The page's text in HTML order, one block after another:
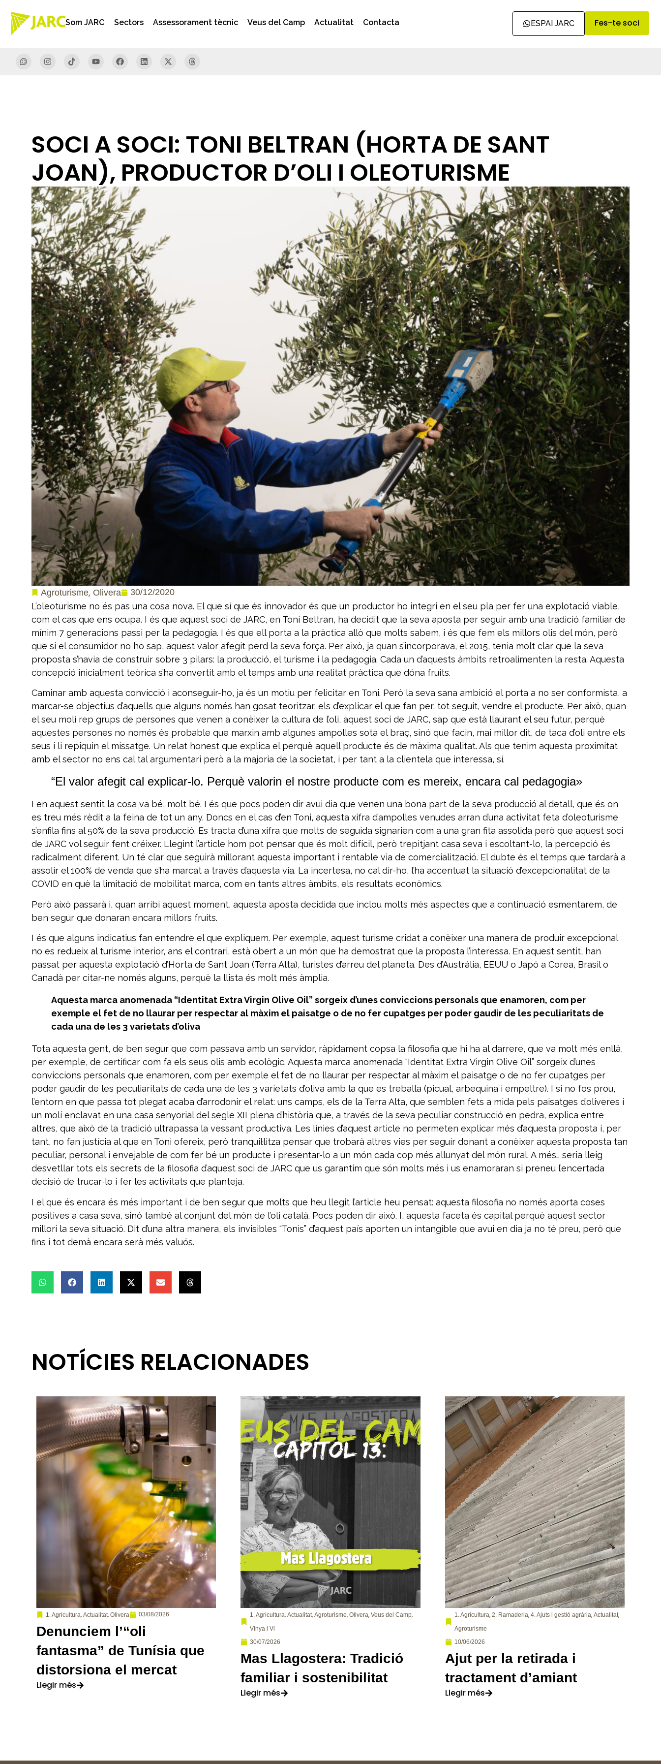
Som JARC Sectors Assessorament tècnic Veus del Camp Actualitat Contacta ESPAI JARC Fes-te soci
SOCI A SOCI: TONI BELTRAN (HORTA DE SANT
JOAN), PRODUCTOR D’OLI I OLEOTURISME
Agroturisme, Olivera 30/12/2020
L’oleoturisme no és pas una cosa nova. El que sí que és innovador és que un productor ho integri en el seu pla per fer una explotació viable,
com el cas que ens ocupa. I és que aquest soci de JARC, en Toni Beltran, ha decidit que la seva aposta per seguir amb una tradició familiar de
mínim 7 generacions passi per la pedagogia. I és que ell porta a la pràctica allò que molts sabem, i és que fem els millors olis del món, però
que si el consumidor no ho sap, aquest valor afegit perd la seva força. Per això, ja quan s’incorporava, el 2015, tenia molt clar que la seva
proposta s’havia de construir sobre 3 pilars: la producció, el turisme i la pedagogia. Cada un d’aquests àmbits retroalimenten la resta. Aquesta
concepció inicialment teòrica s’ha convertit amb el temps amb una realitat pràctica que dóna fruits.
Caminar amb aquesta convicció i aconseguir-ho, ja és un motiu per felicitar en Toni. Però la seva sana ambició el porta a no ser conformista, a
marcar-se objectius d’aquells que alguns només han gosat teoritzar, els d’explicar el que fan per, tot seguit, vendre el producte. Per això, quan
el seu molí rep grups de persones que venen a conèixer la cultura de l’oli, aquest soci de JARC, sap que està llaurant el seu futur, perquè
aquestes persones no només és probable que marxin amb algunes ampolles sota el braç, sinó que facin, mai millor dit, de taca d’oli entre els
seus i li repiquin el missatge. Un relat honest que explica el perquè aquell producte és de màxima qualitat. Als que tenim aquesta proximitat
amb el sector no ens cal tal argumentari però a la majoria de la societat, i per tant a la clientela que interessa, sí.
“El valor afegit cal explicar-lo. Perquè valorin el nostre producte com es mereix, encara cal pedagogia»
I en aquest sentit la cosa va bé, molt bé. I és que pocs poden dir avui dia que venen una bona part de la seva producció al detall, que és on
es treu més rèdit a la feina de tot un any. Doncs en el cas d’en Toni, aquesta xifra d’ampolles venudes arran d’una activitat feta d’oleoturisme
s’enfila fins al 50% de la seva producció. Es tracta d’una xifra que molts de seguida signarien com a una gran fita assolida però que aquest soci
de JARC vol seguir fent créixer. Llegint l’article hom pot pensar que és molt difícil, però trepitjant casa seva i escoltant-lo, la percepció és
radicalment diferent. Un té clar que seguirà millorant aquesta important i rentable via de comercialització. El dubte és el temps que tardarà a
assolir el 100% de venda que s’ha marcat a través d’aquesta via. La incertesa, no cal dir-ho, l’ha accentuat la situació d’excepcionalitat de la
COVID en què la limitació de mobilitat marca, com en tants altres àmbits, els resultats econòmics.
Però això passarà i, quan arribi aquest moment, aquesta aposta decidida que inclou molts més aspectes que a continuació esmentarem, de
ben segur que donaran encara millors fruits.
I és que alguns indicatius fan entendre el que expliquem. Per exemple, aquest turisme cridat a conèixer una manera de produir excepcional
no es redueix al turisme interior, ans el contrari, està obert a un món que ha demostrat que la proposta l’interessa. En aquest sentit, han
passat per aquesta explotació d’Horta de Sant Joan (Terra Alta), turistes d’arreu del planeta. Des d’Austràlia, EEUU o Japó a Corea, Brasil o
Canadà per citar-ne només alguns, perquè la llista és molt més àmplia.
Aquesta marca anomenada “Identitat Extra Virgin Olive Oil” sorgeix d’unes conviccions personals que enamoren, com per
exemple el fet de no llaurar per respectar al màxim el paisatge o de no fer cupatges per poder gaudir de les peculiaritats de
cada una de les 3 varietats d’oliva
Tota aquesta gent, de ben segur que com passava amb un servidor, ràpidament copsa la filosofia que hi ha al darrere, que va molt més enllà,
per exemple, de certificar com fa els seus olis amb ecològic. Aquesta marca anomenada “Identitat Extra Virgin Olive Oil” sorgeix d’unes
conviccions personals que enamoren, com per exemple el fet de no llaurar per respectar al màxim el paisatge o de no fer cupatges per
poder gaudir de les peculiaritats de cada una de les 3 varietats d’oliva amb la que es treballa (picual, arbequina i empeltre). I si no fos prou,
l’entorn en que passa tot plegat acaba d’arrodonir el relat: uns camps, els de la Terra Alta, que semblen fets a mida pels paisatges d’oliveres i
un molí enclavat en una casa senyorial del segle XII plena d’història que, a través de la seva peculiar construcció en pedra, explica entre
altres, que això de la tradició ultrapassa la vessant productiva. Les línies d’aquest article no permeten explicar més d’aquesta proposta i, per
tant, no fan justícia al que en Toni ofereix, però tranquil·litza pensar que trobarà altres vies per seguir donant a conèixer aquesta proposta tan
peculiar, personal i envejable de com fer bé un producte i presentar-lo a un món cada cop més allunyat del món rural. A més… seria lleig
desvetllar tots els secrets de la filosofia d’aquest soci de JARC que us garantim que són molts més i us enamoraran si preneu l’encertada
decisió de trucar-lo i fer les activitats que planteja.
I el que és encara és més important i de ben segur que molts que heu llegit l’article heu pensat: aquesta filosofia no només aporta coses
positives a casa seva, sinó també al conjunt del món de l’oli català. Pocs poden dir això. I, aquesta faceta és capital perquè aquest sector
millori la seva situació. Dit d’una altra manera, els invisibles “Tonis” d’aquest país aporten un intangible que avui en dia ja no té preu, però que
fins i tot demà encara serà més valuós.
NOTÍCIES RELACIONADES
1. Agricultura, Actualitat, Olivera 03/08/2026
Denunciem l’“oli
fantasma” de Tunísia que
distorsiona el mercat
Llegir més
1. Agricultura,Actualitat,Agroturisme,Olivera,Veus del Camp,
Vinya i Vi
30/07/2026
Mas Llagostera: Tradició
familiar i sostenibilitat
Llegir més
1. Agricultura, 2. Ramaderia, 4. Ajuts i gestió agrària, Actualitat,
Agroturisme
10/06/2026
Ajut per la retirada i
tractament d’amiant
Llegir més